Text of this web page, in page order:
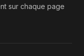
sur chaque page